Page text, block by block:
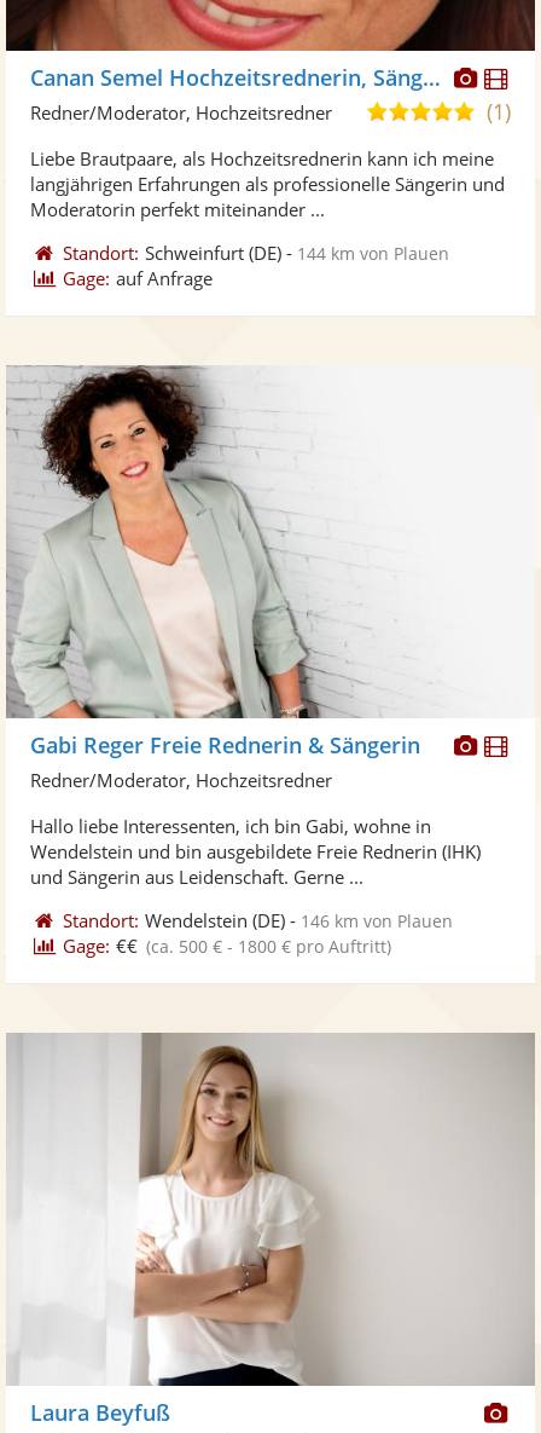
Fotos
Canan Semel Hochzeitsrednerin, Sängerin
5,0
5
(1)
Redner/Moderator, Hochzeitsredner
Liebe Brautpaare, als Hochzeitsrednerin kann ich meine
langjährigen Erfahrungen als professionelle Sängerin und
Moderatorin perfekt miteinander ...
Standort: Schweinfurt (DE) - 144 km von Plauen
Gage: auf Anfrage
Gabi Reger Freie Rednerin & Sängerin
Redner/Moderator, Hochzeitsredner
Hallo liebe Interessenten, ich bin Gabi, wohne in
Wendelstein und bin ausgebildete Freie Rednerin (IHK)
und Sängerin aus Leidenschaft. Gerne ...
Standort: Wendelstein (DE) - 146 km von Plauen
Gage: €€ (ca. 500 € - 1800 € pro Auftritt)
Laura Beyfuß